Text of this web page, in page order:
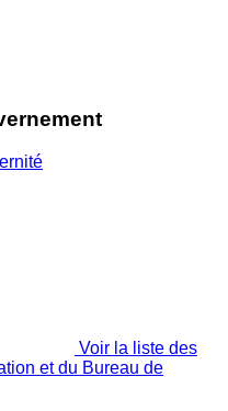
Voir la liste des
et du Bureau de